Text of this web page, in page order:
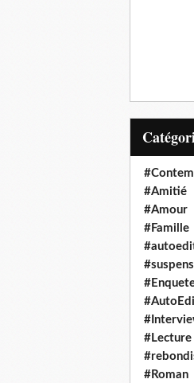
#Amitié
#Amour
#Famille
#suspens
#Lecture
#Roman